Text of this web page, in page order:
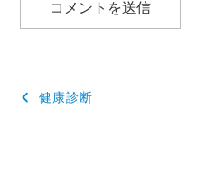
投
健康診断